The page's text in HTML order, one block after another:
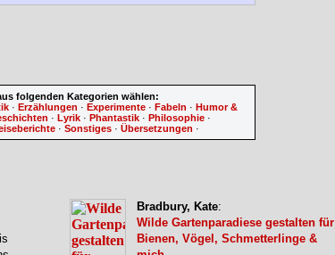
folgenden Kategorien wählen:
· Erzählungen · Experimente· Fabeln · Humor &
· Lyrik· Phantastik· Philosophie·
· Sonstiges · Übersetzungen ·
Bradbury, Kate:
Wilde Gartenparadiese gestalten für
Bienen, Vögel, Schmetterlinge &